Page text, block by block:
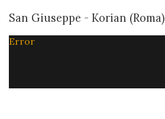
San Giuseppe - Korian (Roma)
Error